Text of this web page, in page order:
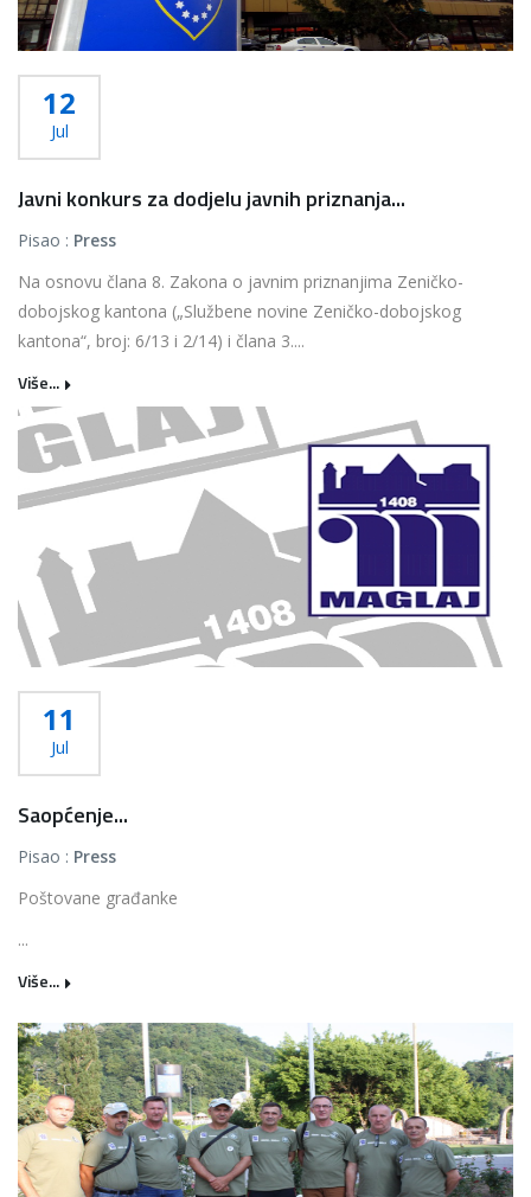
12
Jul
Javni konkurs za dodjelu javnih priznanja...
Pisao : Press
Na osnovu člana 8. Zakona o javnim priznanjima Zeničko-
dobojskog kantona („Službene novine Zeničko-dobojskog
kantona“, broj: 6/13 i 2/14) i člana 3....
Više...
11
Jul
Saopćenje...
Pisao : Press
Poštovane građanke
...
Više...